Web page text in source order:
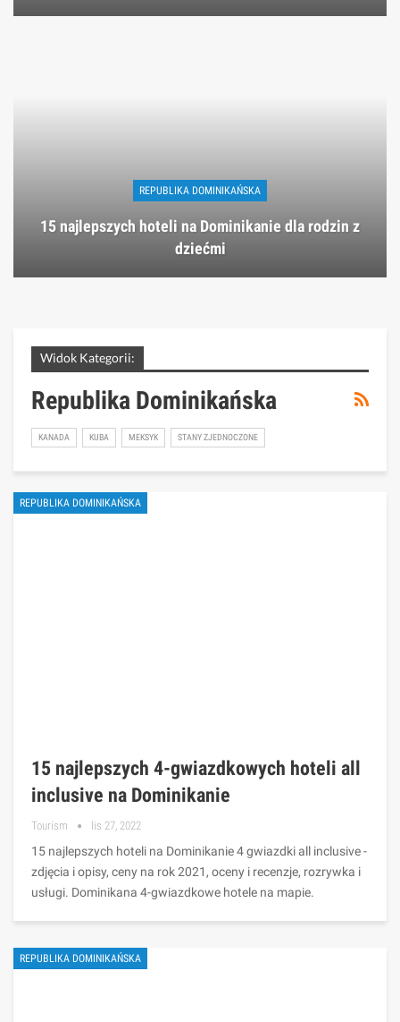
REPUBLIKA DOMINIKAŃSKA
15 najlepszych hoteli na Dominikanie dla rodzin z
dziećmi
Widok Kategorii:
Republika Dominikańska
KANADA KUBA MEKSYK STANY ZJEDNOCZONE
REPUBLIKA DOMINIKAŃSKA
15 najlepszych 4-gwiazdkowych hoteli all
inclusive na Dominikanie
Tourism lis 27, 2022
15 najlepszych hoteli na Dominikanie 4 gwiazdki all inclusive -
zdjęcia i opisy, ceny na rok 2021, oceny i recenzje, rozrywka i
usługi. Dominikana 4-gwiazdkowe hotele na mapie.
REPUBLIKA DOMINIKAŃSKA